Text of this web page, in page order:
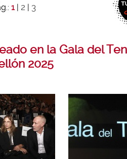
1| 2 | 3
en la Gala del
2025